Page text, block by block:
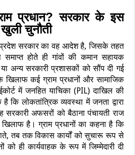
प्रधान? सरकार के इस
चुनौती
प्रदेश सरकार का वह आदेश है, जिसके तहत
समाप्त होते ही गांवों की कमान सहायक
अन्य सरकारी प्रशासकों को सौंप दी गई
कई ग्राम प्रधानों और सामाजिक
में जनहित याचिका (PIL) दाखिल की
कि लोकतांत्रिक व्यवस्था में जनता द्वारा
सरकारी अफसरों को बैठाना पंचायती राज
है। ग्राम प्रधानों का कहना है कि
तब तक विकास कार्यों को सुचारू रूप से
को ही कार्यवाहक के रूप में जिम्मेदारी दी